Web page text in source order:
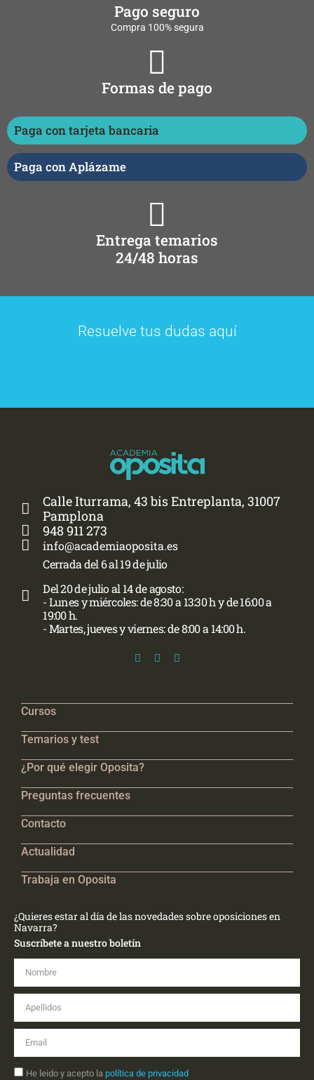
Pago seguro
Compra 100% segura
Formas de pago
Paga con tarjeta bancaria
Paga con Aplázame
Entrega temarios
24/48 horas
Resuelve tus dudas aquí
Calle Iturrama, 43 bis Entreplanta, 31007
Pamplona
948 911 273
info@academiaoposita.es
Cerrada del 6 al 19 de julio
Del 20 de julio al 14 de agosto:
- Lunes y miércoles: de 8:30 a 13:30 h y de 16:00 a
19:00 h.
- Martes, jueves y viernes: de 8:00 a 14:00 h.
Cursos
Temarios y test
¿Por qué elegir Oposita?
Preguntas frecuentes
Contacto
Actualidad
Trabaja en Oposita
¿Quieres estar al día de las novedades sobre oposiciones en
Navarra?
Suscríbete a nuestro boletín
He leido y acepto la política de privacidad